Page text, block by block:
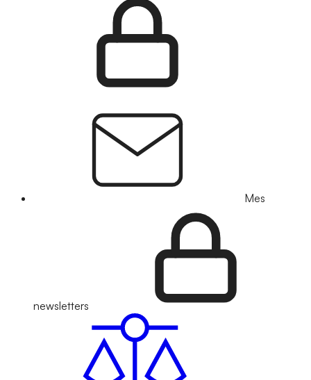
Mes
newsletters